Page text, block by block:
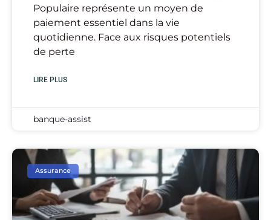
Populaire représente un moyen de
paiement essentiel dans la vie
quotidienne. Face aux risques potentiels
de perte
LIRE PLUS
banque-assist
Assurance